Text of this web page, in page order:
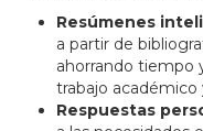
Resúmenes
a partir de
ahorrando tiempo
trabajo académico
Respuestas